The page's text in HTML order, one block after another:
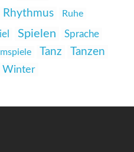
Rhythmus Ruhe
Spielen
Sprache
Tanz
Tanzen
Winter